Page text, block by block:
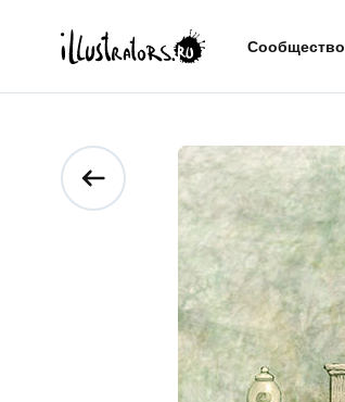
Сообщество